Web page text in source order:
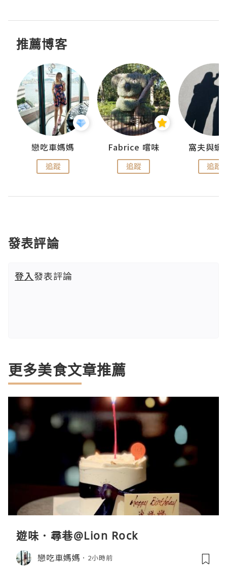
推薦博客
戀吃車媽媽
追蹤
Fabrice 嚐味
追蹤
窩夫與蝦
追蹤
發表評論
登入發表評論
更多美食文章推薦
遊味．尋巷@Lion Rock
戀吃車媽媽 2小時前